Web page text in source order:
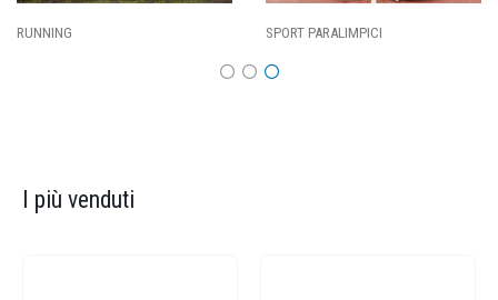
RUNNING SPORT PARALIMPICI
I più venduti